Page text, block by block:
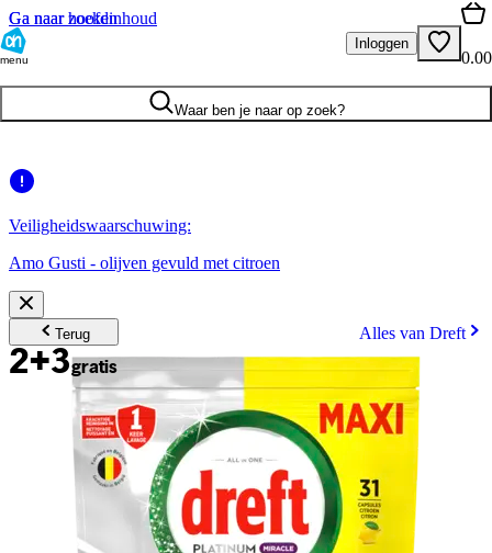
Ga naar hoofdinhoud
Ga naar zoeken
menu
Inloggen
0.00
Waar ben je naar op zoek?
Veiligheidswaarschuwing:
Amo Gusti - olijven gevuld met citroen
Terug Alles van Dreft
2+3gratis